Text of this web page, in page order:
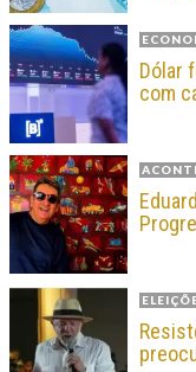
Dólar
com